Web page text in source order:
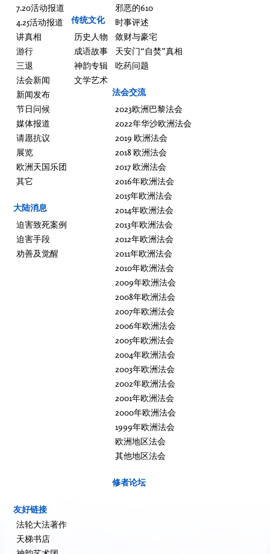
7.20活动报道
4.25活动报道
讲真相
游行
三退
法会新闻
新闻发布
节日问候
媒体报道
请愿抗议
展览
欧洲天国乐团
其它
大陆消息
迫害致死案例
迫害手段
劝善及觉醒
传统文化
历史人物
成语故事
神韵专辑
文学艺术
邪恶的610
时事评述
敛财与豪宅
天安门“自焚”真相
吃药问题
法会交流
2023欧洲巴黎法会
2022年华沙欧洲法会
2019 欧洲法会
2018 欧洲法会
2017 欧洲法会
2016年欧洲法会
2015年欧洲法会
2014年欧洲法会
2013年欧洲法会
2012年欧洲法会
2011年欧洲法会
2010年欧洲法会
2009年欧洲法会
2008年欧洲法会
2007年欧洲法会
2006年欧洲法会
2005年欧洲法会
2004年欧洲法会
2003年欧洲法会
2002年欧洲法会
2001年欧洲法会
2000年欧洲法会
1999年欧洲法会
欧洲地区法会
其他地区法会
修者论坛
友好链接
法轮大法著作
天梯书店